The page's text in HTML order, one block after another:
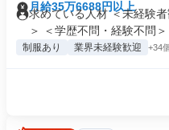
月給35万6688円以上
求めている人材 ＜未経験
＞ ＜学歴不問・経験不問＞
制服あり 業界未経験歓迎 +34